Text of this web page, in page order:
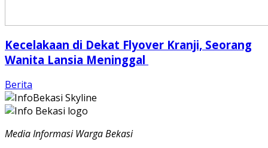
Kecelakaan di Dekat Flyover Kranji, Seorang
Wanita Lansia Meninggal
Berita
Media Informasi Warga Bekasi